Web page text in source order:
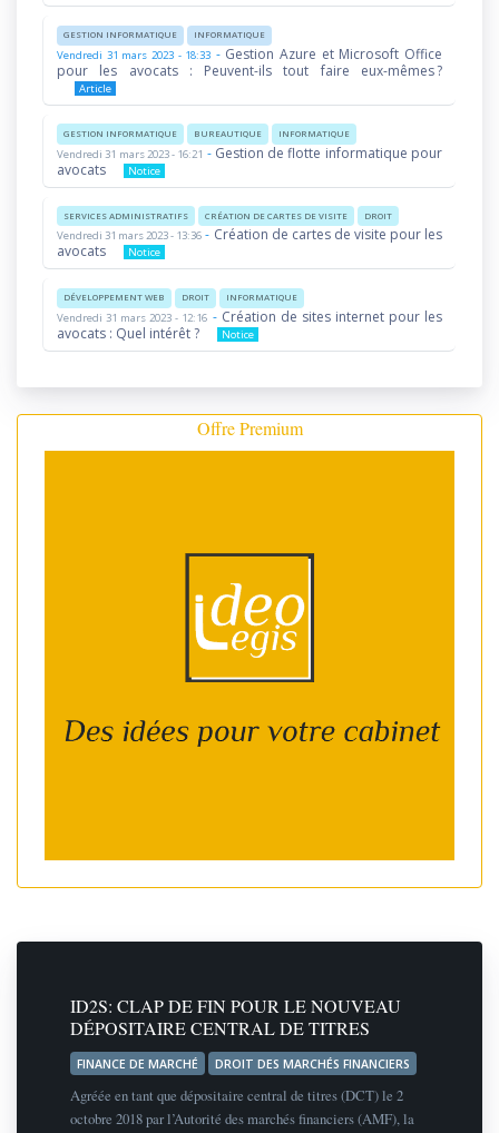
GESTION INFORMATIQUE INFORMATIQUE
Vendredi 31 mars 2023 - 18:33 - Gestion Azure et Microsoft Office
pour les avocats : Peuvent-ils tout faire eux-mêmes ?
Article
GESTION INFORMATIQUE BUREAUTIQUE INFORMATIQUE
Vendredi 31 mars 2023 - 16:21 - Gestion de flotte informatique pour
avocats
Notice
SERVICES ADMINISTRATIFS CRÉATION DE CARTES DE VISITE DROIT
Vendredi 31 mars 2023 - 13:36 - Création de cartes de visite pour les
avocats
Notice
DÉVELOPPEMENT WEB DROIT INFORMATIQUE
Vendredi 31 mars 2023 - 12:16 - Création de sites internet pour les
avocats : Quel intérêt ?
Notice
Offre Premium
ID2S: CLAP DE FIN POUR LE NOUVEAU
DÉPOSITAIRE CENTRAL DE TITRES
FINANCE DE MARCHÉ DROIT DES MARCHÉS FINANCIERS
Agréée en tant que dépositaire central de titres (DCT) le 2
octobre 2018 par l’Autorité des marchés financiers (AMF), la